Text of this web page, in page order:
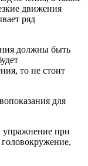
движения
ряд
должны быть
то не стоит
для
упражнение при
головокружение,